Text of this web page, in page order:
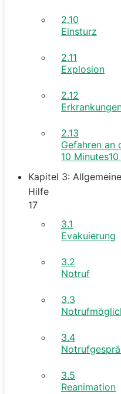
2.10
Einsturz
2.11
Explosion
2.12
2.13
Gefahren an
10 Minutes
Kapitel 3:
Hilfe
17
3.1
Evakuierung
3.2
Notruf
3.3
3.4
3.5
Reanimation